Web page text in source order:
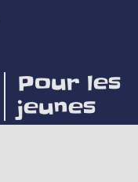
Pour les
jeunes